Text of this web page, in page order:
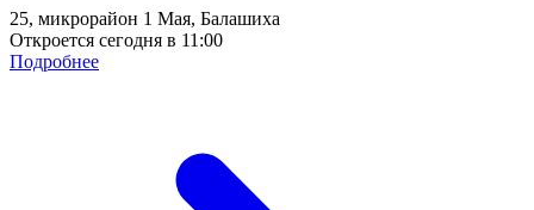
25, микрорайон 1 Мая, Балашиха
Откроется сегодня в 11:00
Подробнее